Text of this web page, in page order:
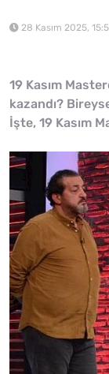
28 Kasım 2025,
19 Kasım
kazandı?
İşte, 19 Kasım